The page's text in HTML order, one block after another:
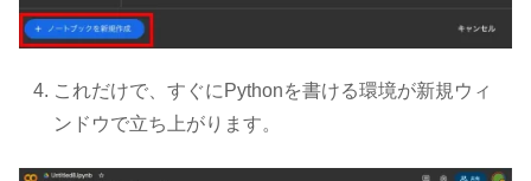
これだけで、すぐにPythonを書ける環境が新規ウィ
ンドウで立ち上がります。